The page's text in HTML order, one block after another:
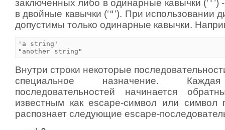
заключенных либо в одинарные кавычки (‘ ' ’)
в двойные кавычки (‘"’). При использовании
допустимы только одинарные кавычки.
'a string'
Внутри строки некоторые
специальное назначение.
последовательностей начинается
известным как escape-символ или символ
распознает следующие escape-